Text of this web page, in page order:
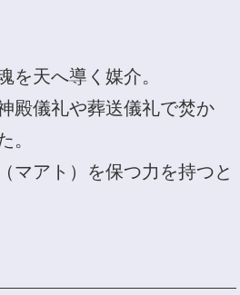
を天へ導く媒介。
殿儀礼や葬送儀礼で焚か
。
マアト）を保つ力を持つと